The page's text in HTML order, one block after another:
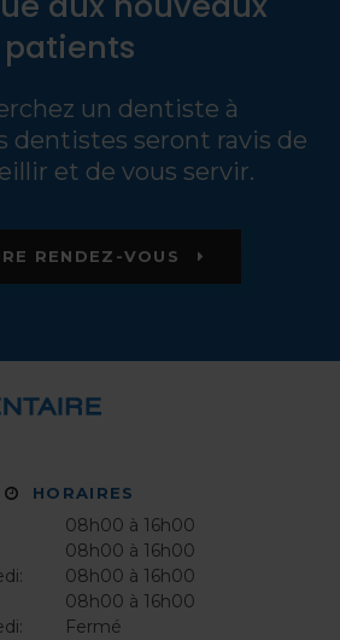
patients
un dentiste à
dentistes seront ravis de
et de vous servir.
RENDEZ-VOUS
HORAIRES
08h00 à 16h00
08h00 à 16h00
08h00 à 16h00
08h00 à 16h00
Fermé